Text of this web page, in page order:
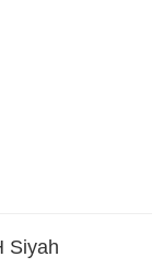
Siyah